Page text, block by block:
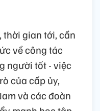
thời gian tới, cần
về công tác
người tốt - việc
của cấp ủy,
và các đoàn